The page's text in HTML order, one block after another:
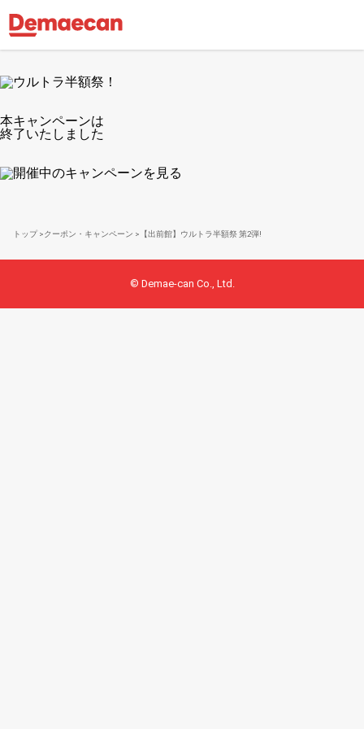
本キャンペーンは
終了いたしました
トップ クーポン・キャンペーン 【出前館】ウルトラ半額祭 第2弾!
© Demae-can Co., Ltd.